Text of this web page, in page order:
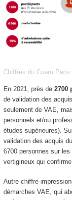
Chiffres du Cnam Paris
En 2021, près de 2700
de validation des
seulement de VAE,
personnels et/ou
études supérieures).
validation des acquis
6700 personnes sur
vertigineux qui
Autre chiffre
démarches VAE, qui